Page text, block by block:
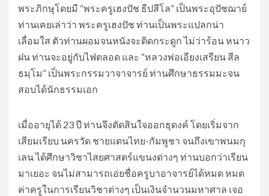
พระภิกษุโดยมี “พระครูเฮงปัช ธีปสีโล” เป็นพระอุปัชฌาย์
ท่านเคยเล่าว่า พระครูเฮงปัช ท่านเป็นพระแปลกน่า
เลื่อมใส ตัวท่านผอมจนหนังจะติดกระดูก ไม่ว่าร้อน หนาว
ฝน ท่านจะอยู่กับไฟตลอด และ “หลวงพ่อเอียงเสรียน สีล
ธมฺโม” เป็นพระกรรมวาจาจารย์ ท่านศึกษาธรรมมะจน
สอบได้นักธรรมเอก
เมื่ออายุได้ 23 ปี ท่านจึงตัดสินใจออกธุดงค์ โดยเริ่มจาก
เสียมเรียบ นครวัด ชายแดนไทย-กัมพูชา จนถึงเขาพนมกุ
เลน ได้ศึกษาวิชาไสยศาสตร์แขนงต่างๆ ท่านบอกว่าเรียน
มาเยอะ จนไม่สามารถเอ่ยชื่อครูบาอาจารย์ได้หมด หมด
ค่าครูในการเรียนวิชาต่างๆ เป็นเงินจำนวนมหาศาล เจอ